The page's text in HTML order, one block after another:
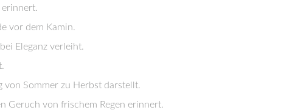
erinnert.
vor dem Kamin.
Eleganz verleiht.
von Sommer zu Herbst darstellt.
Geruch von frischem Regen erinnert.